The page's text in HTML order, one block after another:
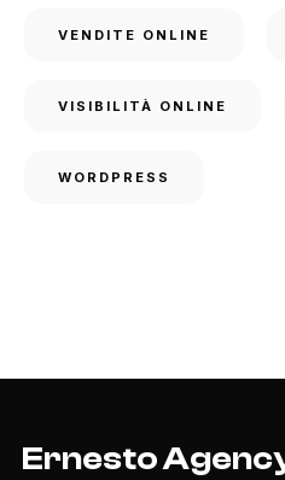
VENDITE ONLINE
VISIBILITÀ ONLINE
WORDPRESS
Ernesto